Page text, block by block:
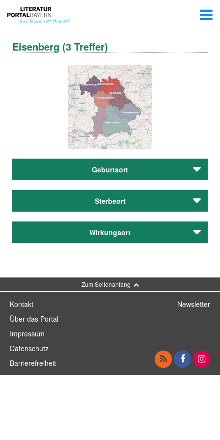
Eisenberg (3 Treffer)
Geburtsort
Sterbeort
Wirkungsort
Schneider, VeronikaZum Seitenanfang
Kontakt
Über das Portal
Impressum
Datenschutz
Barrierefreiheit
Newsletter